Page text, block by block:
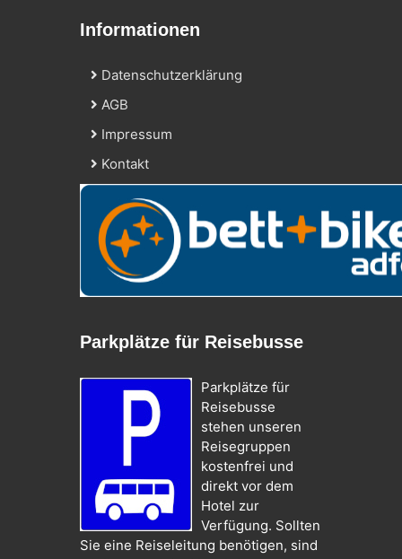
Informationen
Datenschutzerklärung
AGB
Impressum
Kontakt
Parkplätze für Reisebusse
Parkplätze für
Reisebusse
stehen unseren
Reisegruppen
kostenfrei und
direkt vor dem
Hotel zur
Verfügung. Sollten
Sie eine Reiseleitung benötigen, sind